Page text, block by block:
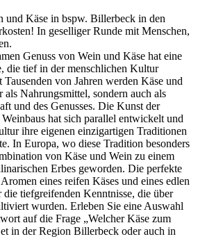
und Käse in bspw. Billerbeck in den
In geselliger Runde mit Menschen,
Genuss von Wein und Käse hat eine
die tief in der menschlichen Kultur
von Jahren werden Käse und
als Nahrungsmittel, sondern auch als
und des Genusses. Die Kunst der
hat sich parallel entwickelt und
ihre eigenen einzigartigen Traditionen
In Europa, wo diese Tradition besonders
von Käse und Wein zu einem
Erbes geworden. Die perfekte
eines reifen Käses und eines edlen
tiefgreifenden Kenntnisse, die über
wurden. Erleben Sie eine Auswahl
auf die Frage „Welcher Käse zum
in der Region Billerbeck oder auch in